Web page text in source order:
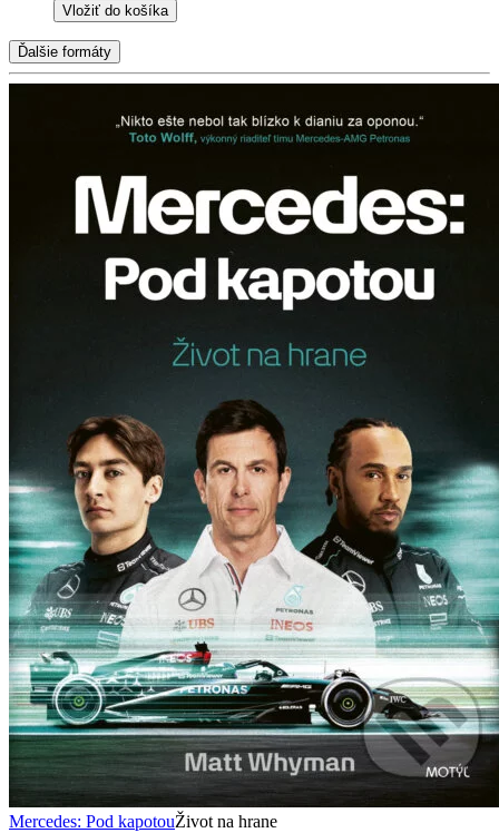
Vložiť do košíka
Ďalšie formáty
Mercedes: Pod kapotouŽivot na hrane